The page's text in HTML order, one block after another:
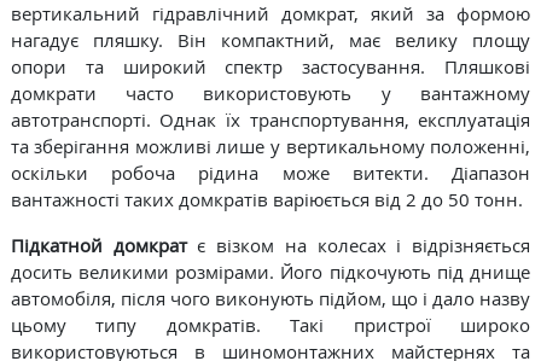
вертикальний гідравлічний домкрат, який за формою
нагадує пляшку. Він компактний, має велику площу
опори та широкий спектр застосування. Пляшкові
домкрати часто використовують у вантажному
автотранспорті. Однак їх транспортування, експлуатація
та зберігання можливі лише у вертикальному положенні,
оскільки робоча рідина може витекти. Діапазон
вантажності таких домкратів варіюється від 2 до 50 тонн.
Підкатной домкрат є візком на колесах і відрізняється
досить великими розмірами. Його підкочують під днище
автомобіля, після чого виконують підйом, що і дало назву
цьому типу домкратів. Такі пристрої широко
використовуються в шиномонтажних майстернях та